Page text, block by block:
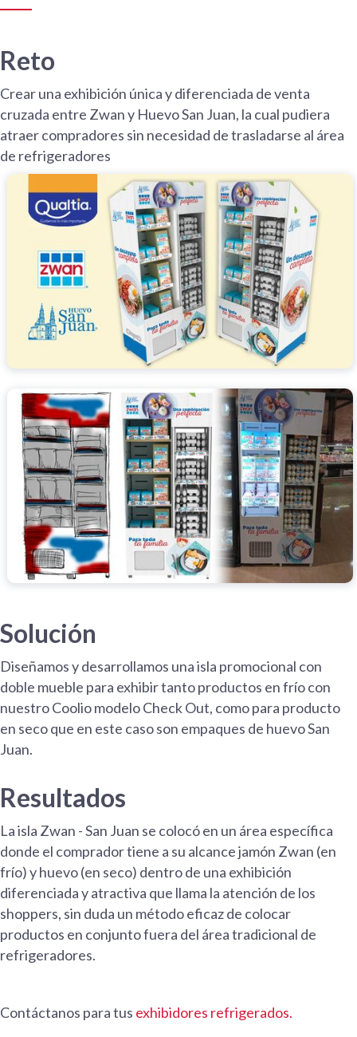
Reto
Crear una exhibición única y diferenciada de venta
cruzada entre Zwan y Huevo San Juan, la cual pudiera
atraer compradores sin necesidad de trasladarse al área
de refrigeradores
Solución
Diseñamos y desarrollamos una isla promocional con
doble mueble para exhibir tanto productos en frío con
nuestro Coolio modelo Check Out, como para producto
en seco que en este caso son empaques de huevo San
Juan.
Resultados
La isla Zwan - San Juan se colocó en un área específica
donde el comprador tiene a su alcance jamón Zwan (en
frío) y huevo (en seco) dentro de una exhibición
diferenciada y atractiva que llama la atención de los
shoppers, sin duda un método eficaz de colocar
productos en conjunto fuera del área tradicional de
refrigeradores.
Contáctanos para tus exhibidores refrigerados.